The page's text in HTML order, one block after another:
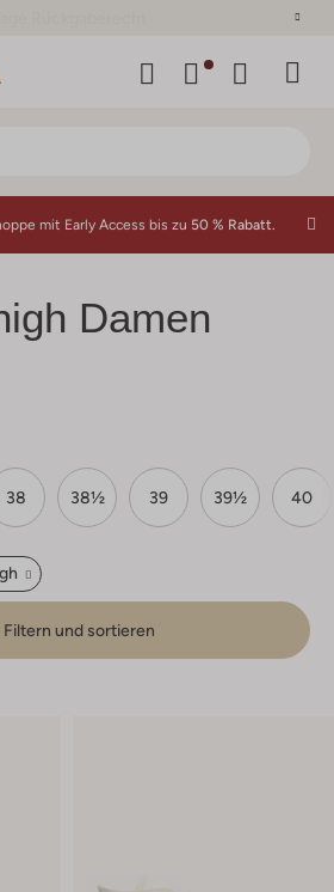
mit Early Access bis zu 50 % Rabatt.
Damen
38 38½ 39 39½ 40
Filtern und sortieren